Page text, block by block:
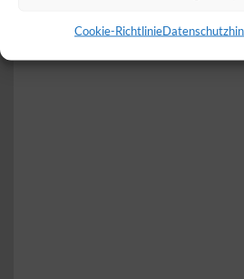
Cookie-Richtlinie